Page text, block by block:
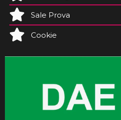
Sale Prova
Cookie